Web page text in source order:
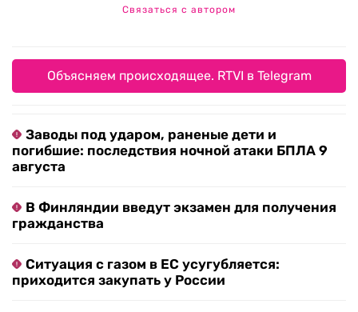
Связаться с автором
Объясняем происходящее. RTVI в Telegram
Заводы под ударом, раненые дети и
погибшие: последствия ночной атаки БПЛА 9
августа
В Финляндии введут экзамен для получения
гражданства
Ситуация с газом в ЕС усугубляется:
приходится закупать у России